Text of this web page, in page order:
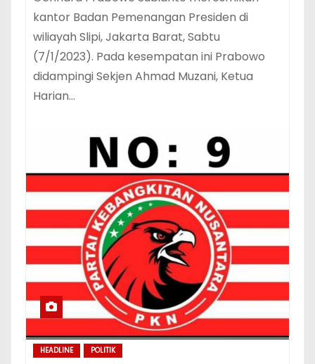
kantor Badan Pemenangan Presiden di
wiliayah Slipi, Jakarta Barat, Sabtu
(7/1/2023). Pada kesempatan ini Prabowo
didampingi Sekjen Ahmad Muzani, Ketua
Harian…
HEADLINE POLITIK